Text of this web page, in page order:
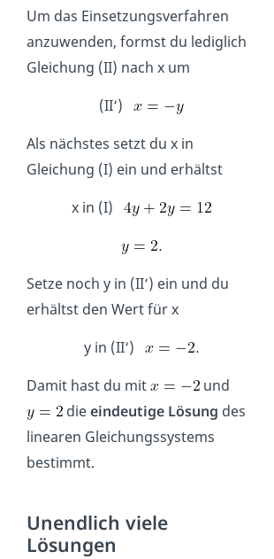
Um das Einsetzungsverfahren
anzuwenden, formst du lediglich
Gleichung (II) nach x um
(II‘)
Als nächstes setzt du x in
Gleichung (I) ein und erhältst
x in (I)
Setze noch y in (II‘) ein und du
erhältst den Wert fürx
y in (II‘)
Damit hast du mit
und
dieeindeutige Lösung des
linearen Gleichungssystems
bestimmt.
Unendlich viele
Lösungen